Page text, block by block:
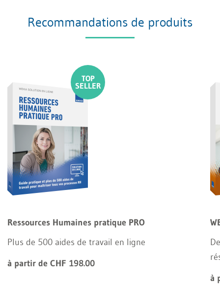
Recommandations de produits
Ressources Humaines pratique PRO
Plus de 500 aides de travail en ligne
à partir de CHF 198.00
à